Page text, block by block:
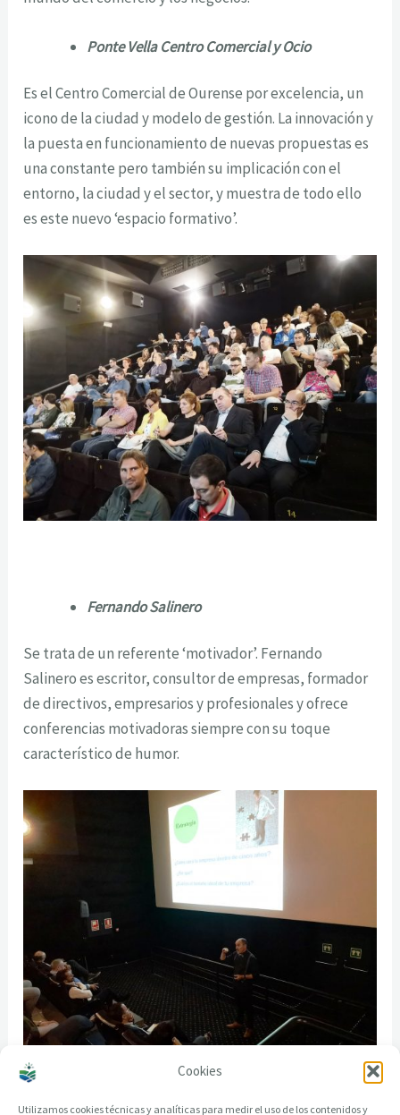
Cookies
Utilizamos cookies técnicas y analíticas para medir el uso de los contenidos y
Ponte Vella Centro Comercial y Ocio
Es el Centro Comercial de Ourense por excelencia, un
icono de la ciudad y modelo de gestión. La innovación y
la puesta en funcionamiento de nuevas propuestas es
una constante pero también su implicación con el
entorno, la ciudad y el sector, y muestra de todo ello
es este nuevo ‘espacio formativo’.
Fernando Salinero
Se trata de un referente ‘motivador’. Fernando
Salinero es escritor, consultor de empresas, formador
de directivos, empresarios y profesionales y ofrece
conferencias motivadoras siempre con su toque
característico de humor.
Fernando Salinero durante la conferencia